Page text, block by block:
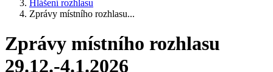
Hlášení rozhlasu
Zprávy místního rozhlasu...
Zprávy místního rozhlasu
29.12.-4.1.2026